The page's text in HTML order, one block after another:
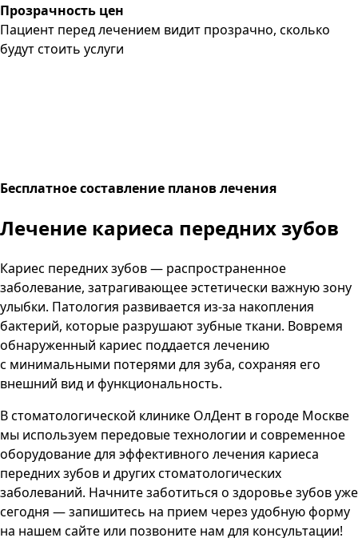
Прозрачность цен
Пациент перед лечением видит прозрачно, сколько
будут стоить услуги
Бесплатное составление планов лечения
Лечение кариеса передних зубов
Кариес передних зубов — распространенное
заболевание, затрагивающее эстетически важную зону
улыбки. Патология развивается из-за накопления
бактерий, которые разрушают зубные ткани. Вовремя
обнаруженный кариес поддается лечению
с минимальными потерями для зуба, сохраняя его
внешний вид и функциональность.
В стоматологической клинике ОлДент в городе Москве
мы используем передовые технологии и современное
оборудование для эффективного лечения кариеса
передних зубов и других стоматологических
заболеваний. Начните заботиться о здоровье зубов уже
сегодня — запишитесь на прием через удобную форму
на нашем сайте или позвоните нам для консультации!